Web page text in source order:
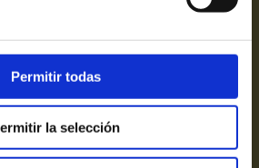
Permitir todas
la selección
de privacidad
de cookies